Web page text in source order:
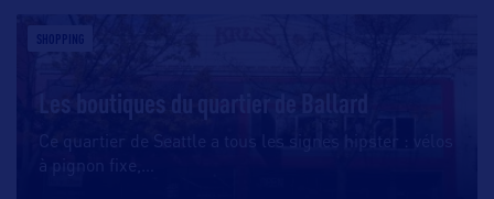
SHOPPING
Les boutiques du quartier de Ballard
Ce quartier de Seattle a tous les signes hipster : vélos
à pignon fixe,